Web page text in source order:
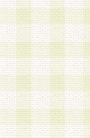
損害の発生について
如何を問わず、一切
含まれる氏名・住所
きる情報を当社が別
切に取り扱うものとし
各号に定める目的に利
目的で個人情報を利
で利用するものとし